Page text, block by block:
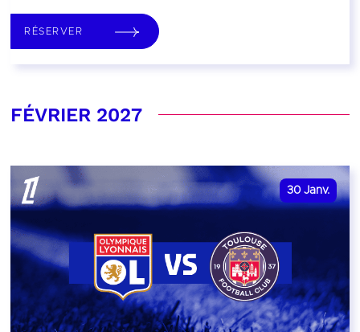
RÉSERVER
FÉVRIER 2027
30 Janv.